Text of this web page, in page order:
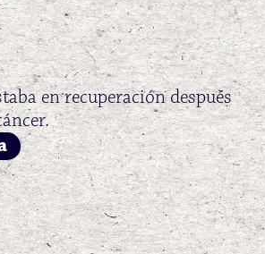
en recuperación después